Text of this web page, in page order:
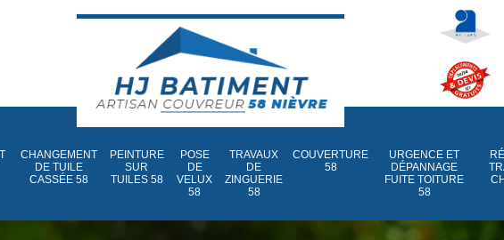
CHANGEMENT
DE TUILE
CASSÉE 58
PEINTURE
SUR
TUILES 58
POSE
DE
VELUX
58
TRAVAUX
DE
ZINGUERIE
58
COUVERTURE
58
URGENCE ET
DÉPANNAGE
FUITE TOITURE
58